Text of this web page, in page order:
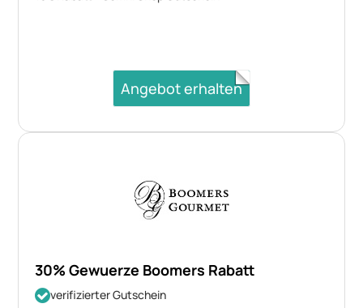
Angebot erhalten
30% Gewuerze Boomers Rabatt
verifizierter Gutschein